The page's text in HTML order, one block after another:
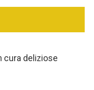
cura deliziose